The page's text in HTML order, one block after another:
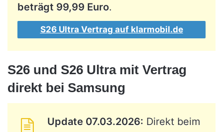
beträgt 99,99 Euro.
S26 Ultra Vertrag auf klarmobil.de
S26 und S26 Ultra mit Vertrag
direkt bei Samsung
Update 07.03.2026: Direkt beim